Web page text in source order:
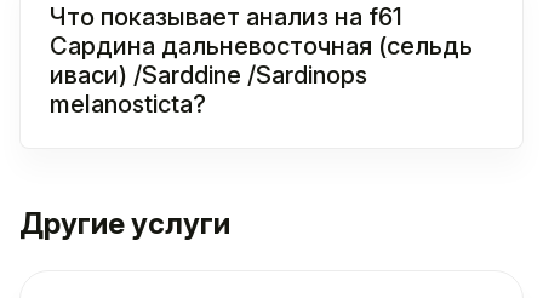
Что показывает анализ на f61
Сардина дальневосточная (сельдь
иваси) /Sarddine /Sardinops
melanosticta?
Другие услуги